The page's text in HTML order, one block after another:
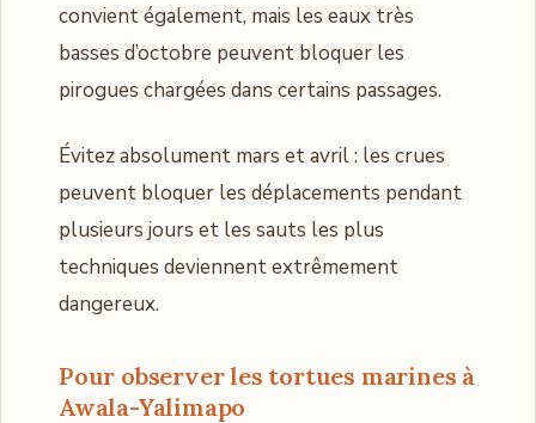
convient également, mais les eaux très
basses d’octobre peuvent bloquer les
pirogues chargées dans certains passages.
Évitez absolument mars et avril : les crues
peuvent bloquer les déplacements pendant
plusieurs jours et les sauts les plus
techniques deviennent extrêmement
dangereux.
Pour observer les tortues marines à
Awala-Yalimapo